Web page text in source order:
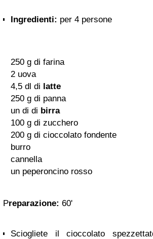
Ingredienti: per 4 persone
250 g di farina
2 uova
4,5 dl di latte
250 g di panna
un di di birra
100 g di zucchero
200 g di cioccolato fondente
burro
cannella
un peperoncino rosso
Preparazione: 60'
Sciogliete il cioccolato